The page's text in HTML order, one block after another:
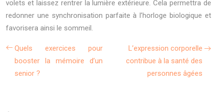
volets et laissez rentrer la lumière extérieure. Cela permettra de
redonner une synchronisation parfaite à l’horloge biologique et
favorisera ainsi le sommeil.
Quels exercices pour
booster la mémoire d’un
senior ?
L’expression corporelle
contribue à la santé des
personnes âgées